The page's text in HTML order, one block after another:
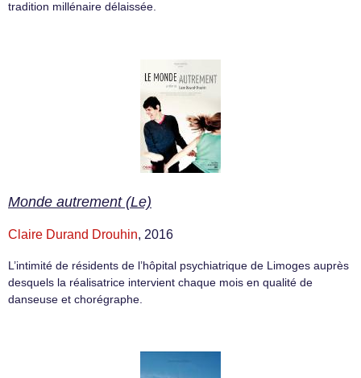
tradition millénaire délaissée.
Monde autrement (Le)
Claire Durand Drouhin, 2016
L’intimité de résidents de l’hôpital psychiatrique de Limoges auprès
desquels la réalisatrice intervient chaque mois en qualité de
danseuse et chorégraphe.